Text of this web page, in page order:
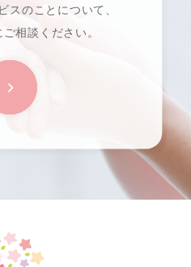
スのことについて、
相談ください。